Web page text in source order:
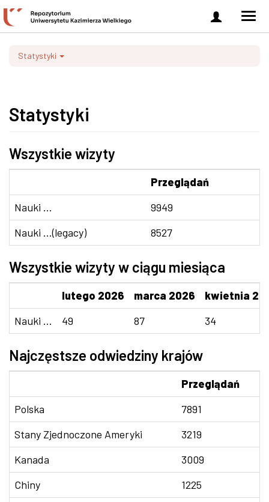
Zaloguj
się
Statystyki
Statystyki
Wszystkie wizyty
Przeglądań
Nauki ...
9949
Nauki ...(legacy)
8527
Wszystkie wizyty w ciągu miesiąca
lutego 2026 marca 2026
kwietnia
Nauki ...
49 87 34
Najczęstsze odwiedziny krajów
Przeglądań
Polska
7891
Stany Zjednoczone Ameryki
3219
Kanada
3009
Chiny
1225